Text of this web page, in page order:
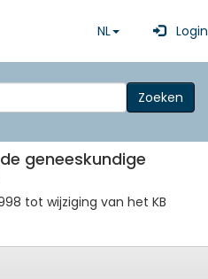
NL Login
Zoeken
geneeskundige
tot wijziging van het KB